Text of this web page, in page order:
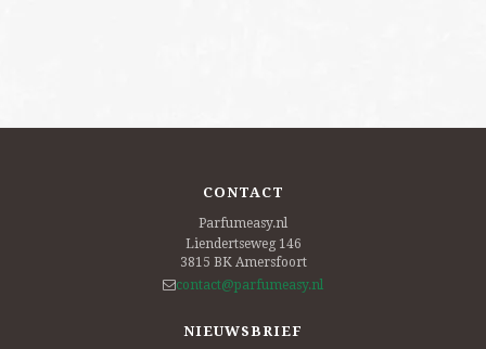
CONTACT
Parfumeasy.nl
Liendertseweg 146
3815 BK Amersfoort
contact@parfumeasy.nl
NIEUWSBRIEF